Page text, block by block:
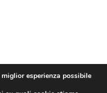
esperienza possibile